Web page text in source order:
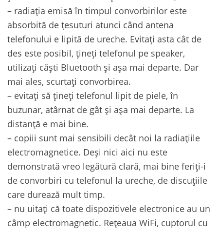
– radiația emisă în timpul convorbirilor este
absorbită de țesuturi atunci când antena
telefonului e lipită de ureche. Evitați asta cât de
des este posibil, țineți telefonul pe speaker,
utilizați căști Bluetooth și așa mai departe. Dar
mai ales, scurtați convorbirea.
– evitați să țineți telefonul lipit de piele, în
buzunar, atârnat de gât și așa mai departe. La
distanță e mai bine.
– copiii sunt mai sensibili decât noi la radiațiile
electromagnetice. Deși nici aici nu este
demonstrată vreo legătură clară, mai bine feriți-i
de convorbiri cu telefonul la ureche, de discuțiile
care durează mult timp.
– nu uitați că toate dispozitivele electronice au un
câmp electromagnetic. Rețeaua WiFi, cuptorul cu